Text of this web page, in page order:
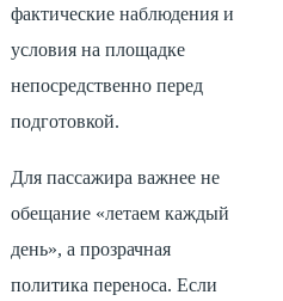
фактические наблюдения и
условия на площадке
непосредственно перед
подготовкой.
Для пассажира важнее не
обещание «летаем каждый
день», а прозрачная
политика переноса. Если